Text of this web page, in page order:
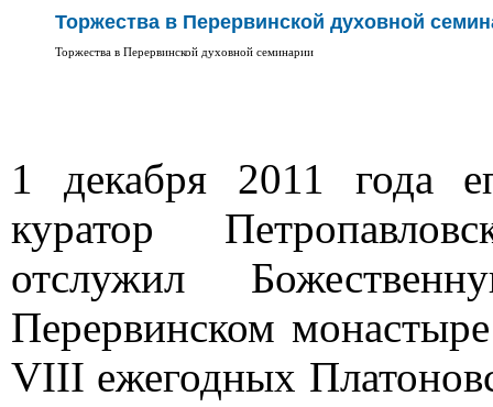
Торжества в Перервинской духовной
Торжества в Перервинской духовной семинарии
1 декабря 2011 года
куратор
отслужил
Перервинском
VIII ежегодных